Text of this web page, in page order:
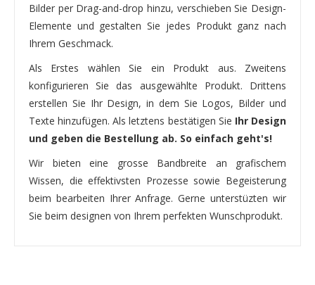
Bilder per Drag-and-drop hinzu, verschieben Sie Design-
Elemente und gestalten Sie jedes Produkt ganz nach
Ihrem Geschmack.
Als Erstes wählen Sie ein Produkt aus. Zweitens
konfigurieren Sie das ausgewählte Produkt. Drittens
erstellen Sie Ihr Design, in dem Sie Logos, Bilder und
Texte hinzufügen. Als letztens bestätigen Sie Ihr Design
und geben die Bestellung ab. So einfach geht's!
Wir bieten eine grosse Bandbreite an grafischem
Wissen, die effektivsten Prozesse sowie Begeisterung
beim bearbeiten Ihrer Anfrage. Gerne unterstüzten wir
Sie beim designen von Ihrem perfekten Wunschprodukt.